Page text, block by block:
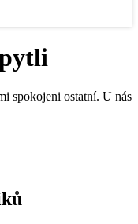
spokojeni ostatní. U nás